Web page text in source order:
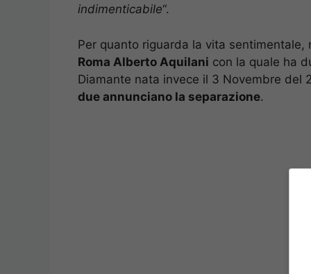
indimenticabile“.
Per quanto riguarda la vita sentimentale,
Roma Alberto Aquilani con la quale ha
Diamante nata invece il 3 Novembre del
due annunciano la separazione.